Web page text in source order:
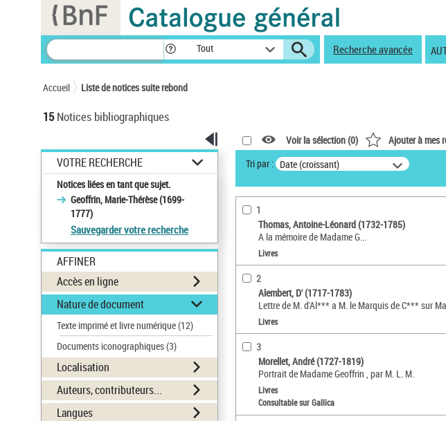
Tout Recherche avancée
Accueil Liste de notices suite rebond
15Notices bibliographiques
VOTRE RECHERCHE
Notices liées en tant que sujet.
Geoffrin, Marie-Thérèse (1699-
1777)
Sauvegarder votre recherche
AFFINER
Accès en ligne
Nature de document
Texte imprimé et livre numérique(12)
Documents iconographiques(3)
Localisation
Auteurs, contributeurs...
Langues
Voir la sélection (0) Ajouter à mes
Tri par : Date (croissant)
1
Thomas, Antoine-Léonard (1732-1785)
A la mémoire de Madame G...
Livres
2
Alembert, D' (1717-1783)
Lettre de M. d'Al*** a M. le Marquis de C*** sur
Livres
3
Morellet, André (1727-1819)
Portrait de Madame Geoffrin , par M. L. M.
Livres
Consultable sur Gallica
Panneau de gestion des cookies